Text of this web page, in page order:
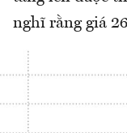
nghĩ rằng giá